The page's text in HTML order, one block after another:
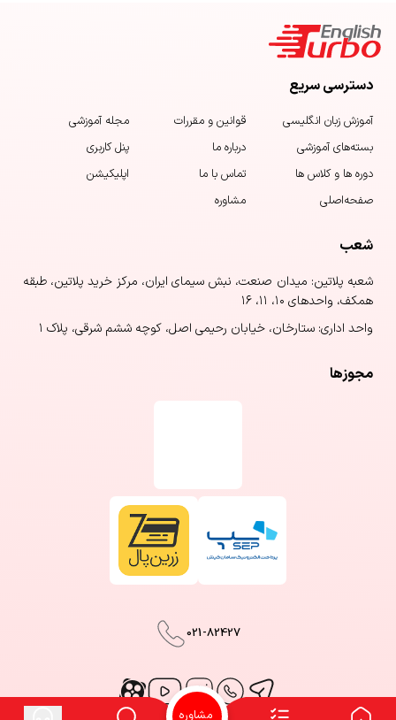
مشاوره
دسترسی سریع
آموزش زبان‌ انگلیسی
بسته‌های آموزشی
دوره ها و کلاس ها
صفحه‌اصلی
قوانین و مقررات
درباره ما
تماس با ما
مشاوره
مجله آموزشی
پنل کاربری
اپلیکیشن
شعب
شعبه پلاتین: میدان صنعت، نبش سیمای ایران، مرکز خرید پلاتین، طبقه
همکف، واحدهای ۱۰، ۱۱، ۱۶
واحد اداری: ستارخان، خیابان رحیمی اصل، کوچه ششم شرقی، پلاک ۱
مجوزها
021-82427